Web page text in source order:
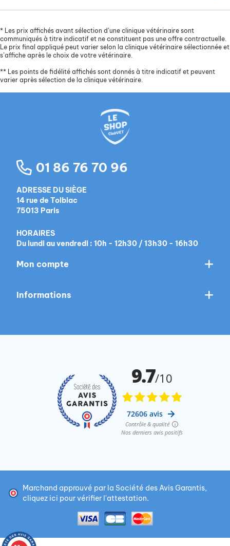
* Les prix affichés avant sélection d’une clinique vétérinaire sont
communiqués à titre indicatif et ne constituent pas une offre contractuelle.
Le prix final appliqué peut varier selon la clinique vétérinaire sélectionnée et
s’affiche après le choix de votre vétérinaire.
** Les points de fidélité affichés sont donnés à titre indicatif et peuvent
varier après sélection de la clinique vétérinaire.
01 86 76 70 96
ADRESSE DU SIÈGE
14 rue de Tolbiac
75013 Paris
HORAIRES
Du lundi au vendredi : 10h - 12h30 / 13h30 - 16h30
Mon compte
Informations
Marchand approuvé par la Société des Avis Garantis,
cliquez ici pour vérifier l'attestation.